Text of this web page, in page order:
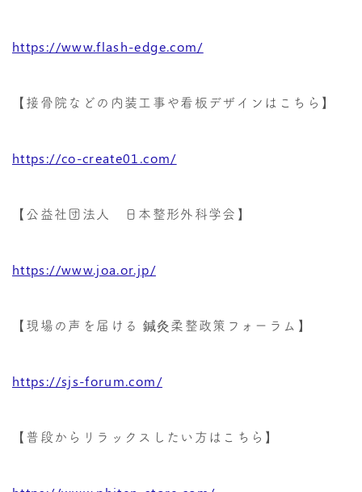
https://www.flash-edge.com/
【接骨院などの内装工事や看板デザインはこちら】
https://co-create01.com/
【公益社団法人 日本整形外科学会】
https://www.joa.or.jp/
【現場の声を届ける 鍼灸柔整政策フォーラム】
https://sjs-forum.com/
【普段からリラックスしたい方はこちら】